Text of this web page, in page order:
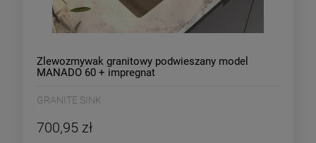
Zlewozmywak granitowy podwieszany model
MANADO 60 + impregnat
GRANITE SINK
700,95 zł